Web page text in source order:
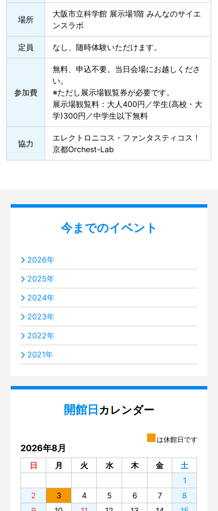
場所
大阪市立科学館 展示場1階 みんなのサイエ
ンスラボ
定員 なし、随時体験いただけます。
参加費
無料、申込不要。当日会場にお越しくださ
い。
※ただし展示場観覧券が必要です。
展示場観覧料：大人400円／学生(高校・大
学)300円／中学生以下無料
協力
エレクトロニコス・ファンタスティコス！
京都Orchest-Lab
今までのイベント
2026年
2025年
2024年
2023年
2022年
2021年
開館日 カレンダー
■は休館日です
2026年8月
日 月 火 水 木 金
土
1
2
3 4 5 6 7
8